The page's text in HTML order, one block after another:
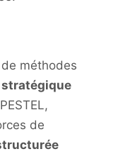
méthodes
stratégique
de